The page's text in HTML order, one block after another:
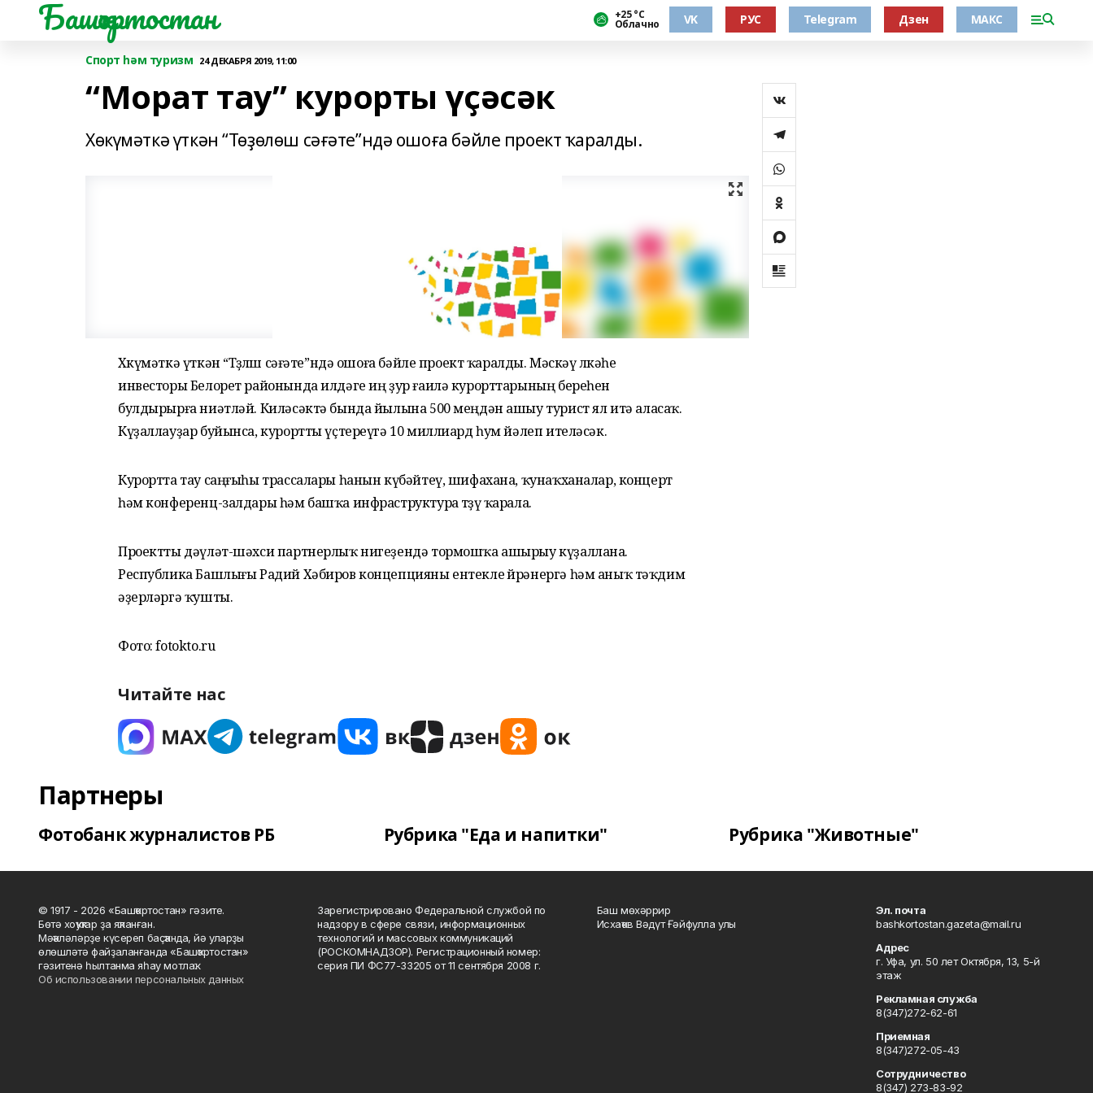
Башҡортостан +25 °С
Облачно VK РУС Telegram Дзен МАКС
Спорт һәм туризм 24 ДЕКАБРЯ 2019, 11:00
“Морат тау” курорты үҫәсәк
Хөкүмәткә үткән “Төҙөлөш сәғәте”ндә ошоға бәйле проект ҡаралды.
Хөкүмәткә үткән “Төҙөлөш сәғәте”ндә ошоға бәйле проект ҡаралды. Мәскәү өлкәһе
инвесторы Белорет районында илдәге иң ҙур ғаилә курорттарының береһен
булдырырға ниәтләй. Киләсәктә бында йылына 500 меңдән ашыу турист ял итә аласаҡ.
Күҙаллауҙар буйынса, курортты үҫтереүгә 10 миллиард һум йәлеп ителәсәк.
Курортта тау саңғыһы трассалары һанын күбәйтеү, шифахана, ҡунаҡханалар, концерт
һәм конференц-залдары һәм башҡа инфраструктура төҙөү ҡарала.
Проектты дәүләт-шәхси партнерлыҡ нигеҙендә тормошҡа ашырыу күҙаллана.
Республика Башлығы Радий Хәбиров концепцияны ентекле өйрәнергә һәм аныҡ тәҡдим
әҙерләргә ҡушты.
Фото: fotokto.ru
Читайте нас
Партнеры
Фотобанк журналистов РБ Рубрика "Еда и напитки" Рубрика "Животные"
© 1917 - 2026 «Башҡортостан» гәзите.
Бөтә хоҡуҡтар ҙа яҡланған.
Мәҡәләләрҙе күсереп баҫҡанда, йә уларҙы
өлөшләтә файҙаланғанда «Башҡортостан»
гәзитенә һылтанма яһау мотлаҡ.
Об использовании персональных данных
Зарегистрировано Федеральной службой по
надзору в сфере связи, информационных
технологий и массовых коммуникаций
(РОСКОМНАДЗОР). Регистрационный номер:
серия ПИ ФС77-33205 от 11 сентября 2008 г.
Баш мөхәррир
Исхаҡов Вәдүт Ғәйфулла улы
Эл. почта
bashkortostan.gazeta@mail.ru
Адрес
г. Уфа, ул. 50 лет Октября, 13, 5-й
этаж
Рекламная служба
8(347)272-62-61
Приемная
8(347)272-05-43
Сотрудничество
8(347) 273-83-92